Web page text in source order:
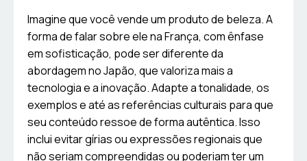
Imagine que você vende um produto de beleza. A
forma de falar sobre ele na França, com ênfase
em sofisticação, pode ser diferente da
abordagem no Japão, que valoriza mais a
tecnologia e a inovação. Adapte a tonalidade, os
exemplos e até as referências culturais para que
seu conteúdo ressoe de forma autêntica. Isso
inclui evitar gírias ou expressões regionais que
não seriam compreendidas ou poderiam ter um